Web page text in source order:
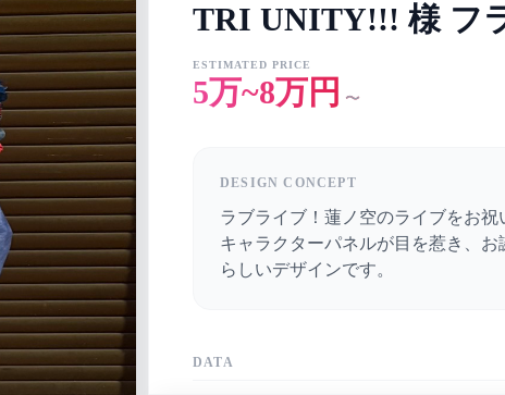
TRI UNITY!!! 様 フ
ESTIMATED PRICE
5万~8万円 〜
DESIGN CONCEPT
ラブライブ！蓮ノ空のライブをお祝
キャラクターパネルが目を惹き、
らしいデザインです。
DATA